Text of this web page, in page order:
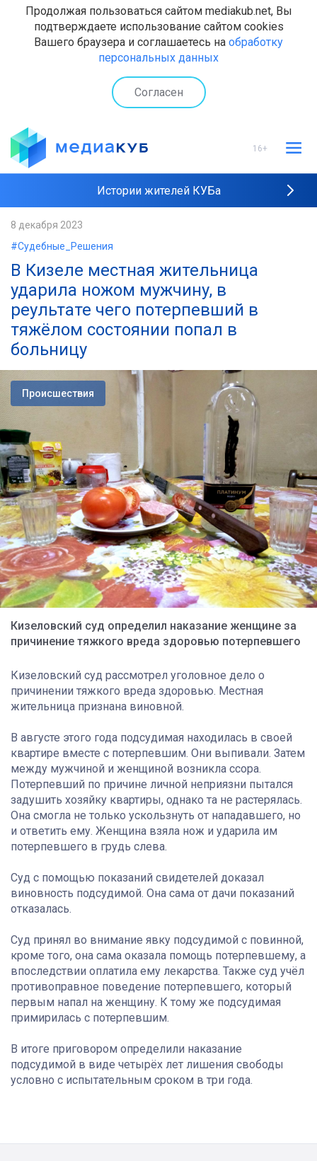
Продолжая пользоваться сайтом mediakub.net, Вы
подтверждаете использование сайтом cookies
Вашего браузера и соглашаетесь на обработку
персональных данных
Согласен
16+
Истории жителей КУБа
8 декабря 2023
#Судебные_Решения
В Кизеле местная жительница
ударила ножом мужчину, в
реультате чего потерпевший в
тяжёлом состоянии попал в
больницу
Происшествия
Кизеловский суд определил наказание женщине за
причинение тяжкого вреда здоровью потерпевшего
Кизеловский суд рассмотрел уголовное дело о
причинении тяжкого вреда здоровью. Местная
жительница признана виновной.
В августе этого года подсудимая находилась в своей
квартире вместе с потерпевшим. Они выпивали. Затем
между мужчиной и женщиной возникла ссора.
Потерпевший по причине личной неприязни пытался
задушить хозяйку квартиры, однако та не растерялась.
Она смогла не только ускользнуть от нападавшего, но
и ответить ему. Женщина взяла нож и ударила им
потерпевшего в грудь слева.
Суд с помощью показаний свидетелей доказал
виновность подсудимой. Она сама от дачи показаний
отказалась.
Суд принял во внимание явку подсудимой с повинной,
кроме того, она сама оказала помощь потерпевшему, а
впоследствии оплатила ему лекарства. Также суд учёл
противоправное поведение потерпевшего, который
первым напал на женщину. К тому же подсудимая
примирилась с потерпевшим.
В итоге приговором определили наказание
подсудимой в виде четырёх лет лишения свободы
условно с испытательным сроком в три года.